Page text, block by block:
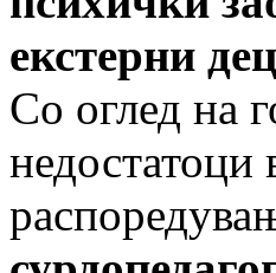
екстерни
Со оглед на
недостатоци